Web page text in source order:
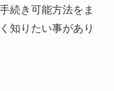
続き可能方法をま
知りたい事があり